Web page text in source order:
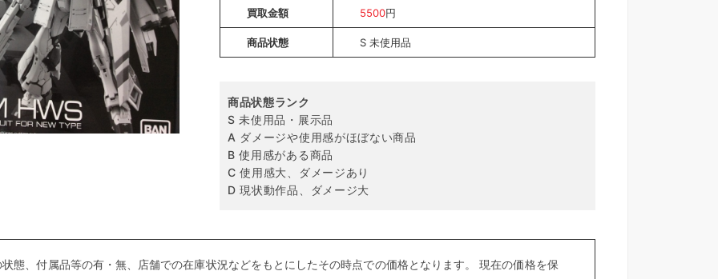
買取金額 5500円
商品状態 S 未使用品
商品状態ランク
S 未使用品・展示品
A ダメージや使用感がほぼない商品
B 使用感がある商品
C 使用感大、ダメージあり
D 現状動作品、ダメージ大
態、付属品等の有・無、店舗での在庫状況などをもとにしたその時点での価格となります。 現在の価格を保